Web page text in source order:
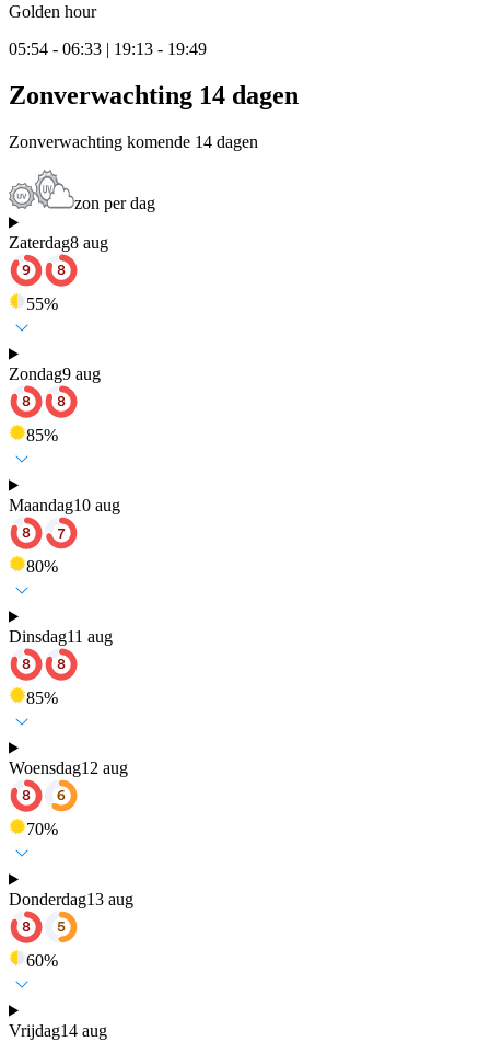
Golden hour
05:54 - 06:33 | 19:13 - 19:49
Zonverwachting 14 dagen
Zonverwachting komende 14 dagen
zon per dag
Zaterdag8 aug
55%
Zondag9 aug
85%
Maandag10 aug
80%
Dinsdag11 aug
85%
Woensdag12 aug
70%
Donderdag13 aug
60%
Vrijdag14 aug